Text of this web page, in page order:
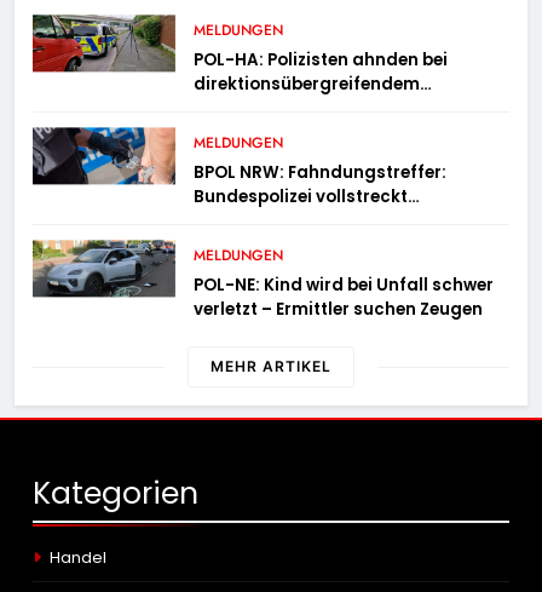
MELDUNGEN
POL-HA: Polizisten ahnden bei
direktionsübergreifendem
MELDUNGEN
BPOL NRW: Fahndungstreffer:
Bundespolizei vollstreckt
MELDUNGEN
POL-NE: Kind wird bei Unfall schwer
verletzt – Ermittler suchen Zeugen
MEHR ARTIKEL
Kategorien
Handel